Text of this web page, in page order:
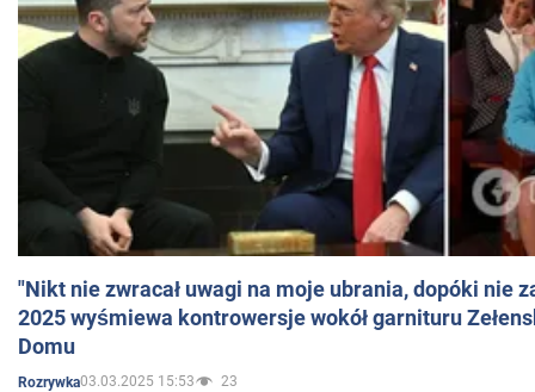
"Nikt nie zwracał uwagi na moje ubrania, dopóki nie
2025 wyśmiewa kontrowersje wokół garnituru
Domu
Rozrywka03.03.2025 15:53 23